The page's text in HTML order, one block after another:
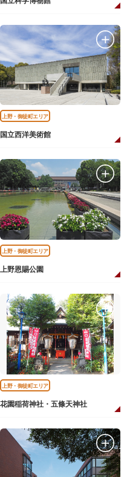
上野・御徒町エリア
国立西洋美術館
上野・御徒町エリア
上野恩賜公園
上野・御徒町エリア
花園稲荷神社・五條天神社